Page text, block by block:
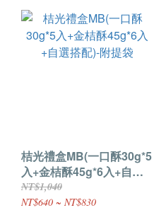
桔光禮盒MB(一口酥30g*5
入+金桔酥45g*6入+自選
搭配)-附提袋
NT$1,040
NT$640 ~ NT$830